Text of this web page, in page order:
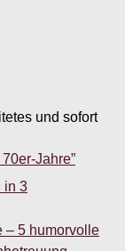
und sofort
Jahre”
in 3
– 5 humorvolle